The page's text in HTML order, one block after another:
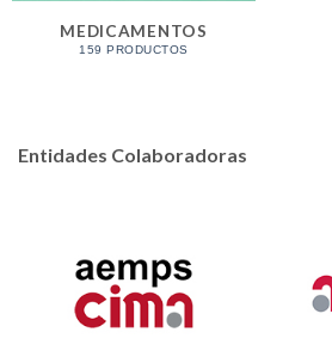
MEDICAMENTOS
159 PRODUCTOS
Entidades Colaboradoras